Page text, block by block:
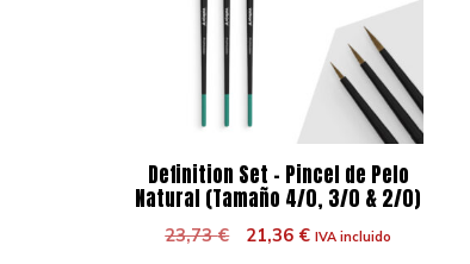
Definition Set – Pincel de Pelo
Natural (Tamaño 4/0, 3/0 & 2/0)
23,73€
El
21,36 €ElIVA incluido